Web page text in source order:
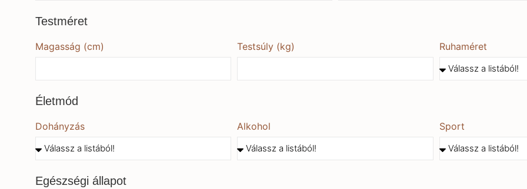
Testméret
Magasság (cm) Testsúly (kg) Ruhaméret
Életmód
Dohányzás Alkohol Sport
Egészségi állapot